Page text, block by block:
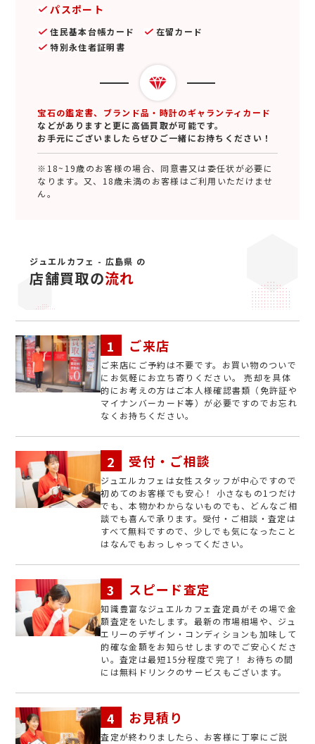
パスポート
住民基本台帳カード
在留カード
特別永住者証明書
宝石の鑑定書、ブランド品・時計のギャランティカード
などがありますと更に高価買取が可能です。
お手元にございましたらぜひご一緒にお持ちください！
※18~19歳のお客様の場合、同意書又は委任状が必要に
なります。又、18歳未満のお客様はご利用いただけませ
ん。
ジュエルカフェ - 広島県 の
店舗買取の流れ
ご来店
ご来店にご予約は不要です。お買い物のついで
にお気軽にお立ち寄りください。 売却を具体
的にお考えの方はご本人様確認書類（免許証や
マイナンバーカード等）が必要ですのでお忘れ
なくお持ちください。
受付・ご相談
ジュエルカフェは女性スタッフが中心ですので
初めてのお客様でも安心！ 小さなもの1つだけ
でも、本物かわからないものでも、どんなご相
談でも喜んで承ります。受付・ご相談・査定は
すべて無料ですので、少しでも気になったこと
はなんでもおっしゃってください。
スピード査定
知識豊富なジュエルカフェ査定員がその場で金
額査定をいたします。最新の市場相場や、ジュ
エリーのデザイン・コンディションも加味して
的確な金額をお知らせしますのでご安心くださ
い。査定は最短15分程度で完了！ お待ちの間
には無料ドリンクのサービスもございます。
お見積り
査定が終わりましたら、お客様に丁寧にご説